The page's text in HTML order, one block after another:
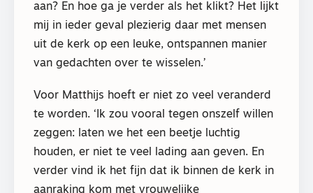
aan? En hoe ga je verder als het klikt? Het lijkt
mij in ieder geval plezierig daar met mensen
uit de kerk op een leuke, ontspannen manier
van gedachten over te wisselen.’
Voor Matthijs hoeft er niet zo veel veranderd
te worden. ‘Ik zou vooral tegen onszelf willen
zeggen: laten we het een beetje luchtig
houden, er niet te veel lading aan geven. En
verder vind ik het fijn dat ik binnen de kerk in
aanraking kom met vrouwelijke